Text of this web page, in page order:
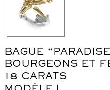
BAGUE
BOURGEONS ET
18 CARATS